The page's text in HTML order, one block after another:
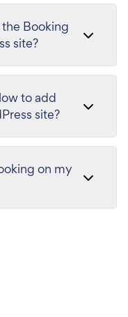
Booking
site?
to add
site?
on my